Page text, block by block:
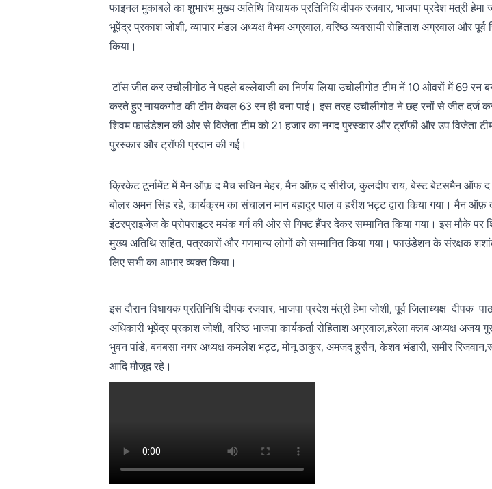
फाइनल मुकाबले का शुभारंभ मुख्य अतिथि विधायक प्रतिनिधि दीपक रजवार, भाजपा प्रदेश मंत्री हेमा
भूपेंद्र प्रकाश जोशी, व्यापार मंडल अध्यक्ष वैभव अग्रवाल, वरिष्ठ व्यवसायी रोहिताश अग्रवाल और
किया।
टॉस जीत कर उचौलीगोठ ने पहले बल्लेबाजी का निर्णय लिया उचोलीगोठ टीम नें 10 ओवरों में 69 रन
करते हुए नायकगोठ की टीम केवल 63 रन ही बना पाई। इस तरह उचौलीगोठ ने छह रनों से जीत दर्ज
शिवम फाउंडेशन की ओर से विजेता टीम को 21 हजार का नगद पुरस्कार और ट्रॉफी और उप विजेता
पुरस्कार और ट्रॉफी प्रदान की गई।
क्रिकेट टूर्नामेंट में मैन ऑफ़ द मैच सचिन मेहर, मैन ऑफ़ द सीरीज, कुलदीप राय, बेस्ट बेटसमैन ऑफ द
बोलर अमन सिंह रहे, कार्यक्रम का संचालन मान बहादुर पाल व हरीश भट्ट द्वारा किया गया। मैन
इंटरप्राइजेज के प्रोपराइटर मयंक गर्ग की ओर से गिफ्ट हैंपर देकर सम्मानित किया गया। इस मौके
मुख्य अतिथि सहित, पत्रकारों और गणमान्य लोगों को सम्मानित किया गया। फाउंडेशन के संरक्षक
लिए सभी का आभार व्यक्त किया।
इस दौरान विधायक प्रतिनिधि दीपक रजवार, भाजपा प्रदेश मंत्री हेमा जोशी, पूर्व जिलाध्यक्ष दीपक
अधिकारी भूपेंद्र प्रकाश जोशी, वरिष्ठ भाजपा कार्यकर्ता रोहिताश अग्रवाल,हरेला क्लब अध्यक्ष अजय
भुवन पांडे, बनबसा नगर अध्यक्ष कमलेश भट्ट, मोनू ठाकुर, अमजद हुसैन, केशव भंडारी, समीर
आदि मौजूद रहे।